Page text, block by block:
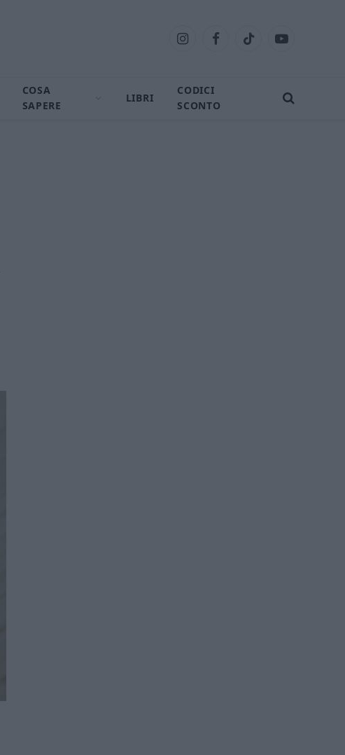
InstagramFacebookTikTok YouTube
COSA
SAPERE
LIBRI
CODICI
SCONTO